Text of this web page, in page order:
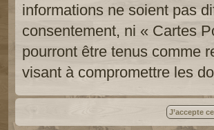
informations ne soient pas
consentement, ni « Cartes
pourront être tenus comme
visant à compromettre les